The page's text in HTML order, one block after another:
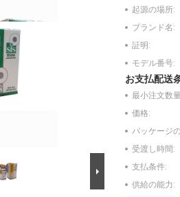
起源の場所:
ブランド名:
証明:
モデル番号:
お支払配送
最小注文数
価格:
パッケージ
受渡し時間:
支払条件:
供給の能力: